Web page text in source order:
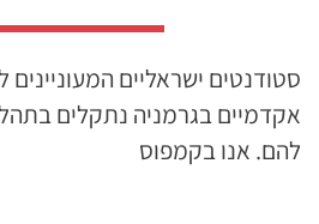
סטודנטים ישראליים המעוניינים
אקדמיים בגרמניה נתקלים
להם. אנו בקמפוס